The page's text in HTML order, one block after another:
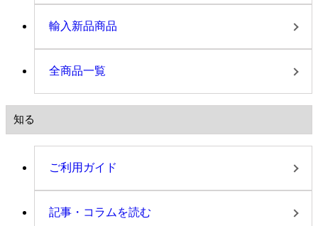
輸入新品商品
全商品一覧
知る
ご利用ガイド
記事・コラムを読む